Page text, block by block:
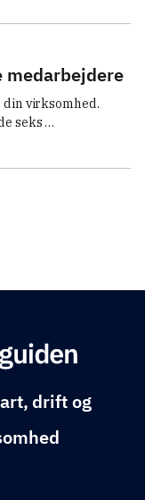
medarbejdere
virksomhed.
seks
drift og